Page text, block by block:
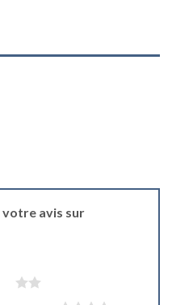
votre avis sur